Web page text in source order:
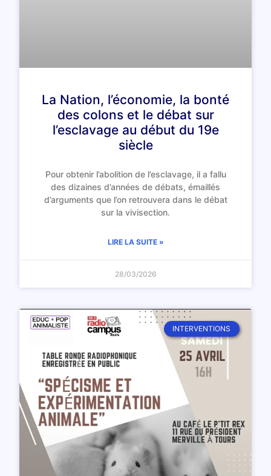
La Nation, l’économie, la bonté
des colons et le débat sur
l’esclavage au début du 19e
siècle
Pour obtenir l’abolition de l’esclavage, il a fallu
des dizaines d’années de débats, émaillés
d’arguments que l’on retrouvera dans le débat
sur la vivisection.
LIRE LA SUITE »
28/03/2026
INTERVENTIONS